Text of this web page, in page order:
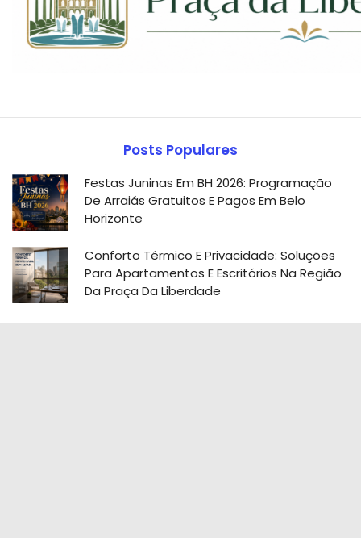
Posts Populares
Festas Juninas Em BH 2026: Programação
De Arraiás Gratuitos E Pagos Em Belo
Horizonte
Conforto Térmico E Privacidade: Soluções
Para Apartamentos E Escritórios Na Região
Da Praça Da Liberdade